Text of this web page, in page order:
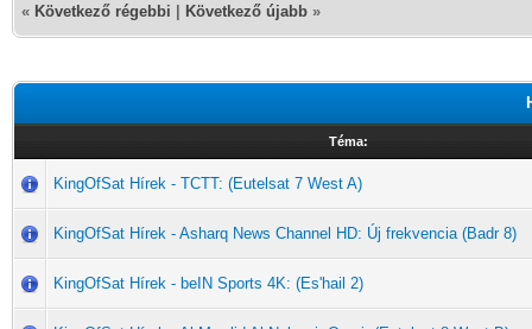
« Következő régebbi Következő újabb »
Téma:
KingOfSat Hírek - TCTT: (Eutelsat 7 West A)
KingOfSat Hírek - Asharq News Channel HD: Új frekvencia (Badr 8)
KingOfSat Hírek - beIN Sports 4K: (Es'hail 2)